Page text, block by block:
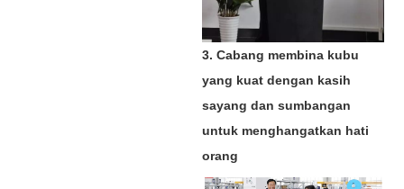
3. Cabang membina kubu
yang kuat dengan kasih
sayang dan sumbangan
untuk menghangatkan hati
orang